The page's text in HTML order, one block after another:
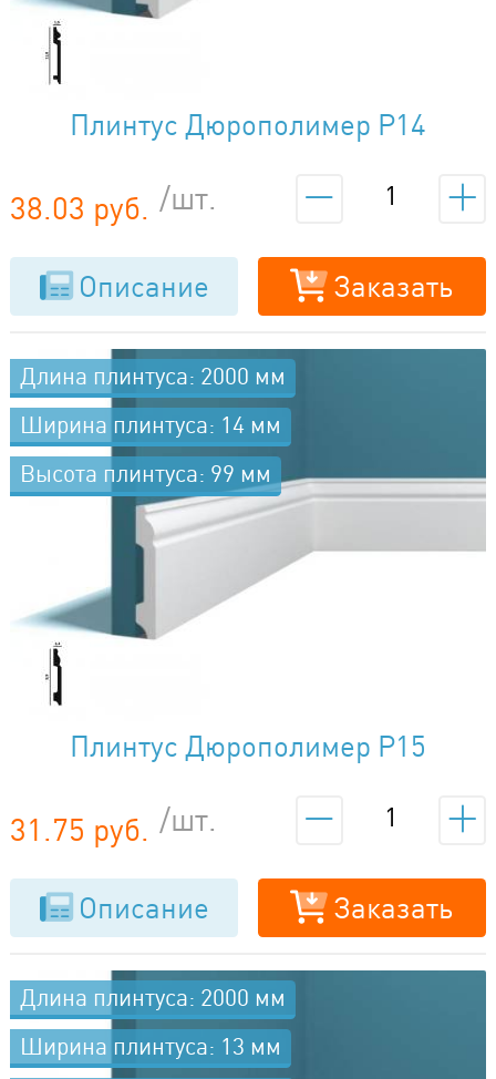
Плинтус Дюрополимер P14
38.03 руб. /шт.
Описание Заказать
Длина плинтуса: 2000 мм
Ширина плинтуса: 14 мм
Высота плинтуса: 99 мм
Плинтус Дюрополимер P15
31.75 руб. /шт.
Описание Заказать
Длина плинтуса: 2000 мм
Ширина плинтуса: 13 мм